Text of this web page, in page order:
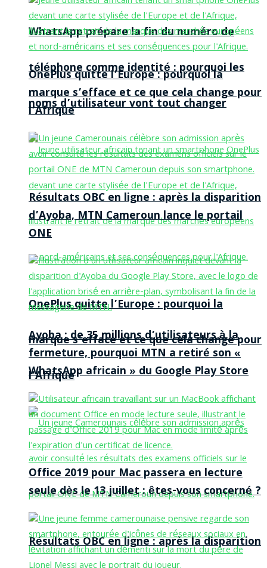
WhatsApp prépare la fin du numéro de
téléphone comme identité : pourquoi les
noms d’utilisateur vont tout changer
OnePlus quitte l’Europe : pourquoi la
marque s’efface et ce que cela change pour
l’Afrique
Résultats OBC en ligne : après la disparition
OnePlus quitte l’Europe : pourquoi la
marque s’efface et ce que cela change pour
l’Afrique
Résultats OBC en ligne : après la disparition
d’Ayoba, MTN Cameroun lance le portail
ONE
Ayoba : de 35 millions d’utilisateurs à la
fermeture, pourquoi MTN a retiré son «
WhatsApp africain » du Google Play Store
Office 2019 pour Mac passera en lecture
seule dès le 13 juillet : êtes-vous concerné ?